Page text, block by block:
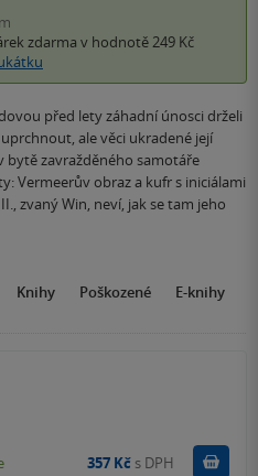
zdarma v hodnotě 249 Kč
před lety záhadní únosci drželi
ale věci ukradené její
bytě zavražděného samotáře
Vermeerův obraz a kufr s iniciálami
zvaný Win, neví, jak se tam jeho
Knihy Poškozené E-knihy
357 Kč s DPH